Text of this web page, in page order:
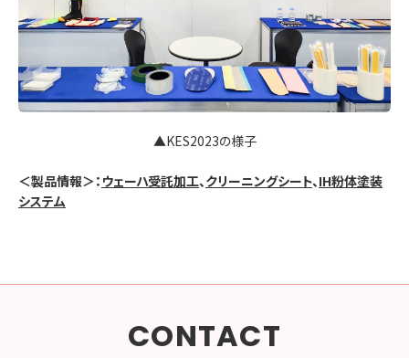
▲KES2023の様子
＜製品情報＞： ウェーハ受託加工、クリーニングシート、IH粉体塗装
システム
CONTACT